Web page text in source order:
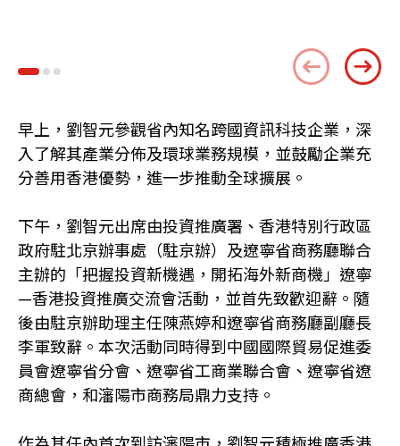
早上，劉智元參觀省內知名跨國資訊科技企業，深
入了解其產業分佈及環球業務規模，並鼓勵企業充
分善用香港優勢，進一步推動全球擴展。
下午，劉智元出席由投資推廣署、香港特別行政區
政府駐北京辦事處（駐京辦）及遼寧省商務廳聯合
主辦的「把握投資新機遇，開拓海外新商機」遼寧
—香港投資推廣交流會活動，並首先致歡迎辭。隨
後由駐京辦助理主任陳燕婷和遼寧省商務廳副廳長
李軍致辭。本次活動同時得到中國國際貿易促進委
員會遼寧省分會、遼寧省工商業聯合會、遼寧省遼
商總會，和瀋陽市商務局鼎力支持。